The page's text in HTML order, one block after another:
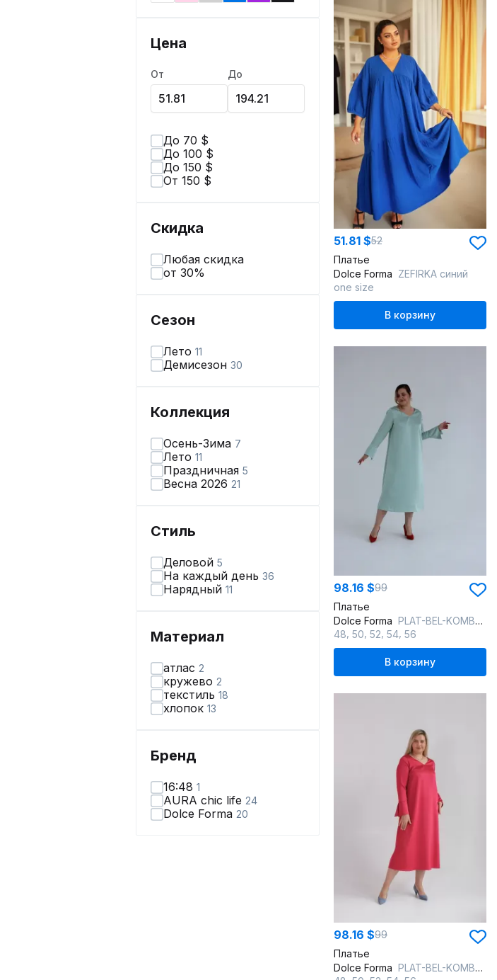
Цена
От До
До 70 $
До 100 $
До 150 $
От 150 $
Скидка
Любая скидка
от 30%
Сезон
Лето 11
Демисезон 30
Коллекция
Осень-Зима 7
Лето 11
Праздничная 5
Весна 2026 21
Стиль
Деловой 5
На каждый день 36
Нарядный 11
Материал
атлас 2
кружево 2
текстиль 18
хлопок 13
Бренд
16:48 1
AURA chic life 24
Dolce Forma 20
51.81 $52
Платье
Dolce Forma ZEFIRKA синий
one size
В корзину
98.16 $99
Платье
Dolce Forma PLAT-BEL-KOMB-02_мята
48 50 52 54 56
В корзину
98.16 $99
Платье
Dolce Forma PLAT-BEL-KOMB-02_розовый